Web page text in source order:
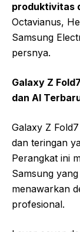
produktivitas
Octavianus,
Samsung
persnya.
Galaxy Z
dan AI
Galaxy Z
dan teringan
Perangkat ini
Samsung
menawarkan
profesional.